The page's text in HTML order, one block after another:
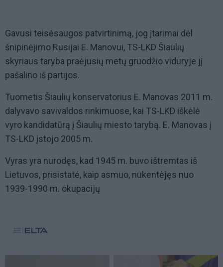
Gavusi teisėsaugos patvirtinimą, jog įtarimai dėl
šnipinėjimo Rusijai E. Manovui, TS-LKD Šiaulių
skyriaus taryba praėjusių metų gruodžio viduryje jį
pašalino iš partijos.
Tuometis Šiaulių konservatorius E. Manovas 2011 m.
dalyvavo savivaldos rinkimuose, kai TS-LKD iškėlė
vyro kandidatūrą į Šiaulių miesto tarybą. E. Manovas į
TS-LKD įstojo 2005 m.
Vyras yra nurodęs, kad 1945 m. buvo ištremtas iš
Lietuvos, prisistatė, kaip asmuo, nukentėjęs nuo
1939-1990 m. okupacijų